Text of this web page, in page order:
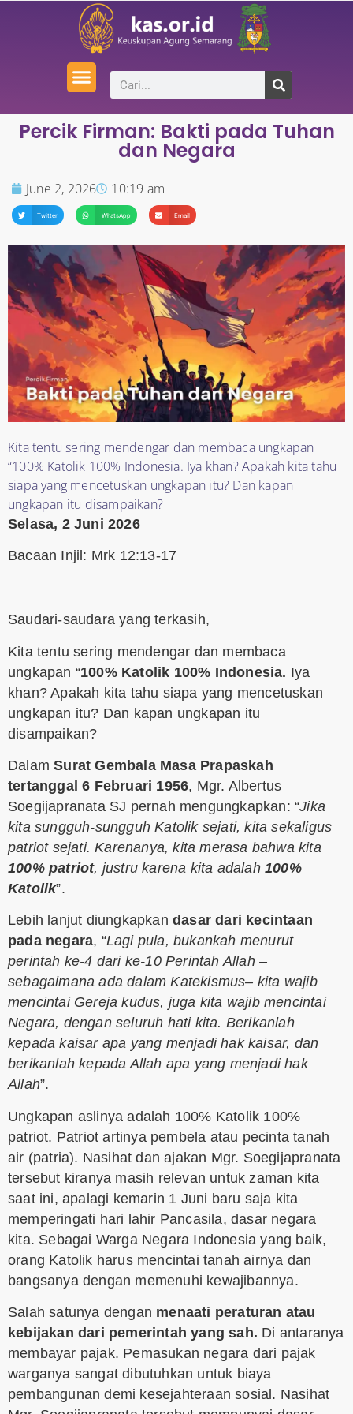
Percik Firman: Bakti pada Tuhan
dan Negara
June 2, 2026 10:19 am
Twitter WhatsApp Email
Kita tentu sering mendengar dan membaca ungkapan
“100% Katolik 100% Indonesia. Iya khan? Apakah kita tahu
siapa yang mencetuskan ungkapan itu? Dan kapan
ungkapan itu disampaikan?
Selasa, 2 Juni 2026
Bacaan Injil: Mrk 12:13-17
Saudari-saudara yang terkasih,
Kita tentu sering mendengar dan membaca
ungkapan “100% Katolik 100% Indonesia. Iya
khan? Apakah kita tahu siapa yang mencetuskan
ungkapan itu? Dan kapan ungkapan itu
disampaikan?
DalamSurat Gembala Masa Prapaskah
tertanggal 6 Februari 1956, Mgr. Albertus
Soegijapranata SJ pernah mengungkapkan: “Jika
kita sungguh-sungguh Katolik sejati, kita sekaligus
patriot sejati. Karenanya, kita merasa bahwa kita
100% patriot, justru karena kita adalah100%
Katolik”.
Lebih lanjut diungkapkan dasar dari kecintaan
pada negara, “Lagi pula, bukankah menurut
perintah ke-4 dari ke-10 Perintah Allah –
sebagaimana ada dalam Katekismus– kita wajib
mencintai Gereja kudus, juga kita wajib mencintai
Negara, dengan seluruh hati kita. Berikanlah
kepada kaisar apa yang menjadi hak kaisar, dan
berikanlah kepada Allah apa yang menjadi hak
Allah”.
Ungkapan aslinya adalah 100% Katolik 100%
patriot. Patriot artinya pembela atau pecinta tanah
air (patria). Nasihat dan ajakan Mgr. Soegijapranata
tersebut kiranya masih relevan untuk zaman kita
saat ini, apalagi kemarin 1 Juni baru saja kita
memperingati hari lahir Pancasila, dasar negara
kita. Sebagai Warga Negara Indonesia yang baik,
orang Katolik harus mencintai tanah airnya dan
bangsanya dengan memenuhi kewajibannya.
Salah satunya dengan menaati peraturan atau
kebijakan dari pemerintah yang sah. Di antaranya
membayar pajak. Pemasukan negara dari pajak
warganya sangat dibutuhkan untuk biaya
pembangunan demi kesejahteraan sosial. Nasihat